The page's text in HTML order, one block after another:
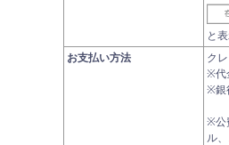
と
お支払い方法
ク
※代
※銀
※公
ル